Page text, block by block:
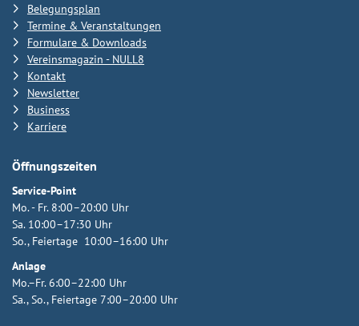
Belegungsplan
Termine & Veranstaltungen
Formulare & Downloads
Vereinsmagazin - NULL8
Kontakt
Newsletter
Business
Karriere
Öffnungszeiten
Service-Point
Mo. - Fr. 8:00–20:00 Uhr
Sa. 10:00–17:30 Uhr
So., Feiertage 10:00–16:00 Uhr
Anlage
Mo.–Fr. 6:00–22:00 Uhr
Sa., So., Feiertage 7:00–20:00 Uhr